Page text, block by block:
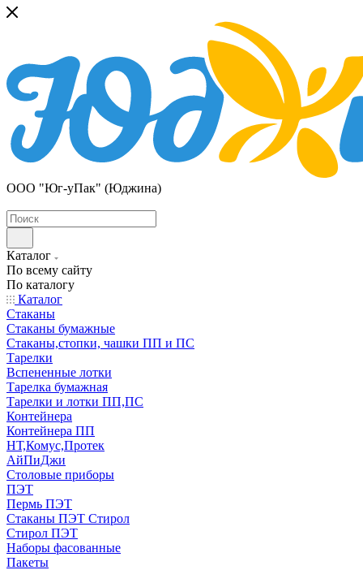
ООО "Юг-уПак" (Юджина)
Каталог
По всему сайту
По каталогу
Каталог
Стаканы
Стаканы бумажные
Стаканы,стопки, чашки ПП и ПС
Тарелки
Вспененные лотки
Тарелка бумажная
Тарелки и лотки ПП,ПС
Контейнера
Контейнера ПП
НТ,Комус,Протек
АйПиДжи
Столовые приборы
ПЭТ
Пермь ПЭТ
Стаканы ПЭТ Стирол
Стирол ПЭТ
Наборы фасованные
Пакеты